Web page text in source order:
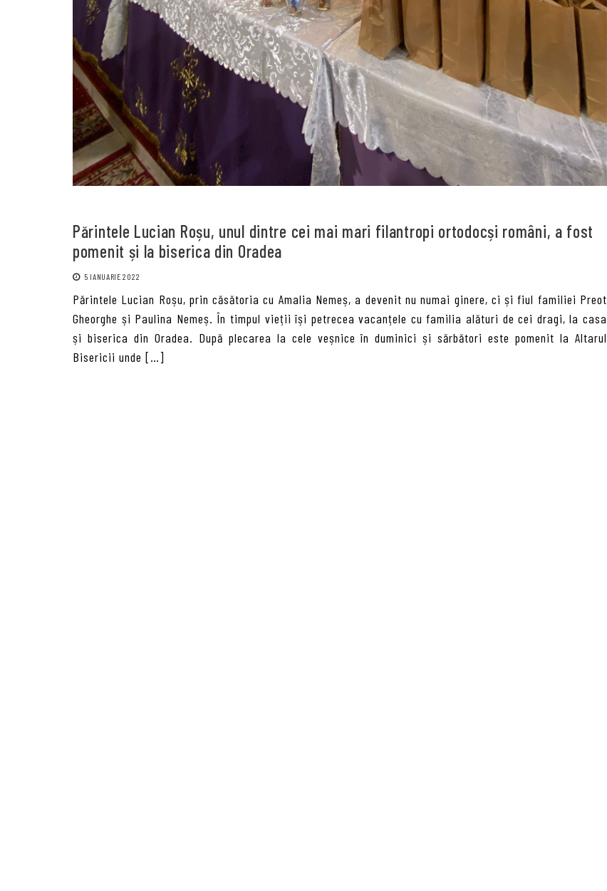
Părintele Lucian Roșu, unul dintre cei mai mari filantropi ortodocși români, a fost
pomenit și la biserica din Oradea
5 IANUARIE 2022
Părintele Lucian Roșu, prin căsătoria cu Amalia Nemeș, a devenit nu numai ginere, ci și fiul familiei Preot
Gheorghe și Paulina Nemeș. În timpul vieții își petrecea vacanțele cu familia alături de cei dragi, la casa
și biserica din Oradea. După plecarea la cele veșnice în duminici și sărbători este pomenit la Altarul
Bisericii unde […]